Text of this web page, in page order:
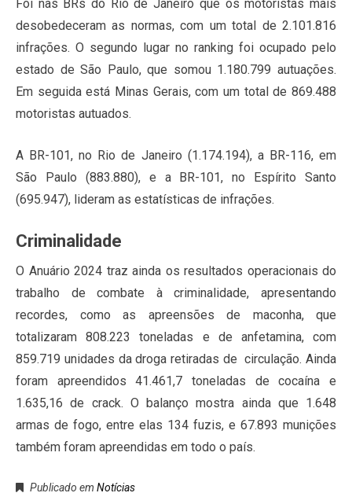
Foi nas BRs do Rio de Janeiro que os motoristas mais
desobedeceram as normas, com um total de 2.101.816
infrações. O segundo lugar no ranking foi ocupado pelo
estado de São Paulo, que somou 1.180.799 autuações.
Em seguida está Minas Gerais, com um total de 869.488
motoristas autuados.
A BR-101, no Rio de Janeiro (1.174.194), a BR-116, em
São Paulo (883.880), e a BR-101, no Espírito Santo
(695.947), lideram as estatísticas de infrações.
Criminalidade
O Anuário 2024 traz ainda os resultados operacionais do
trabalho de combate à criminalidade, apresentando
recordes, como as apreensões de maconha, que
totalizaram 808.223 toneladas e de anfetamina, com
859.719 unidades da droga retiradas de circulação. Ainda
foram apreendidos 41.461,7 toneladas de cocaína e
1.635,16 de crack. O balanço mostra ainda que 1.648
armas de fogo, entre elas 134 fuzis, e 67.893 munições
também foram apreendidas em todo o país.
Publicado em Notícias